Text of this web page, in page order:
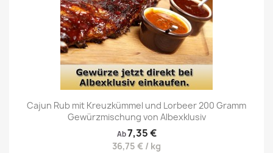
Cajun Rub mit Kreuzkümmel und Lorbeer 200 Gramm
Gewürzmischung von Albexklusiv
Ab7,35 €
36,75 € / kg